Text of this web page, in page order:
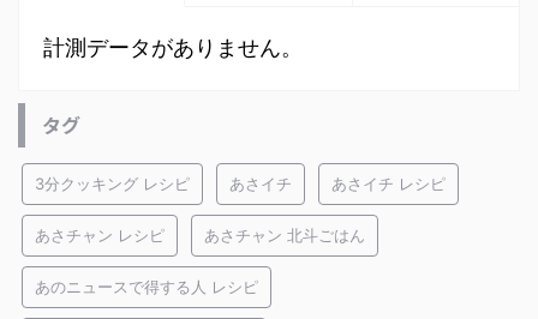
計測データがありません。
タグ
3分クッキング レシピ あさイチ あさイチ レシピ
あさチャン レシピ あさチャン 北斗ごはん
あのニュースで得する人 レシピ